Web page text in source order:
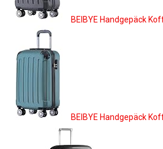
BEIBYE Handgepäck
BEIBYE Handgepäck